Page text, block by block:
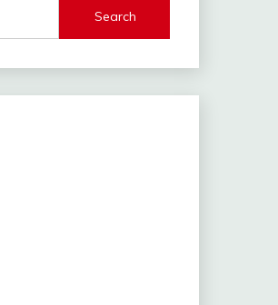
Search